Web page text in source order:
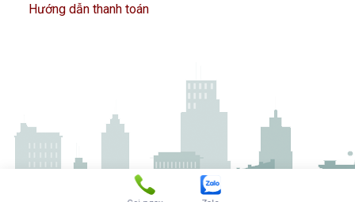
Hướng dẫn thanh toán